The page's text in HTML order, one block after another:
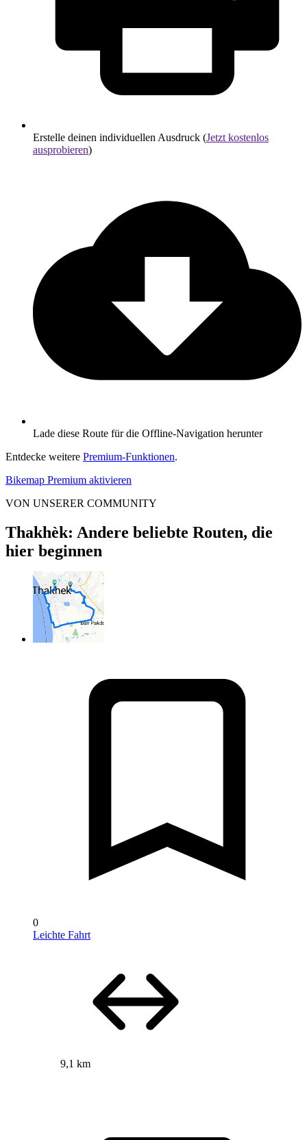
Erstelle deinen individuellen Ausdruck (Jetzt kostenlos
ausprobieren)
Lade diese Route für die Offline-Navigation herunter
Entdecke weitere Premium-Funktionen.
Bikemap Premium aktivieren
VON UNSERER COMMUNITY
Thakhèk: Andere beliebte Routen, die
hier beginnen
0
Leichte Fahrt
9,1 km